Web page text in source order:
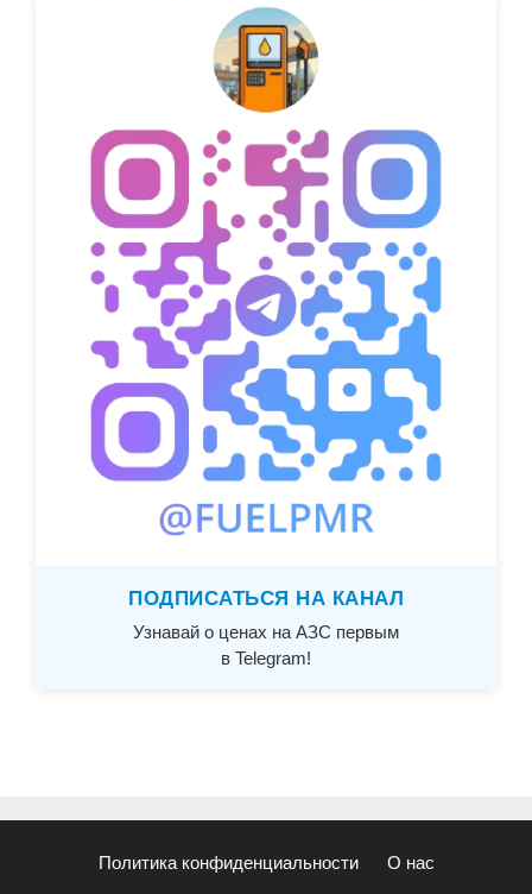
ПОДПИСАТЬСЯ НА КАНАЛ
Узнавай о ценах на АЗС первым
в Telegram!
Политика конфиденциальности О нас